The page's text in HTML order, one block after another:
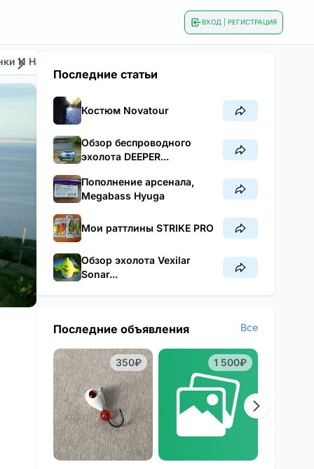
ВХОД | РЕГИСТРАЦИЯ
И Наживки
Последние статьи
Костюм Novatour
Обзор беспроводного
эхолота DEEPER...
Пополнение арсенала,
Megabass Hyuga
Мои раттлины STRIKE PRO
Обзор эхолота Vexilar
Sonar...
Последние объявления Все
350₽ 1 500₽